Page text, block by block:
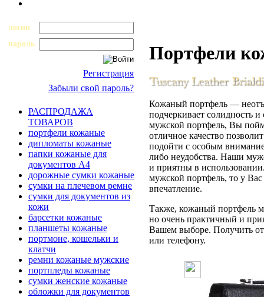
логин
пароль
Регистрация
Забыли свой пароль?
РАСПРОДАЖА
ТОВАРОВ
портфели кожаные
дипломаты кожаные
папки кожаные для
документов А4
дорожные сумки кожаные
сумки на плечевом ремне
сумки для документов из
кожи
барсетки кожаные
планшеты кожаные
портмоне, кошельки и
клатчи
ремни кожаные мужские
портпледы кожаные
сумки женские кожаные
обложки для документов
Портфели
Кожаный портфель —
подчеркивает солидность
мужской портфель, Вы
отличное качество
подойти с особым
либо неудобства. Наши
и приятны в
мужской портфель, то у Вас
впечатление.
Также, кожаный портфель
но очень практичный и
Вашем выборе. Получить
или телефону.